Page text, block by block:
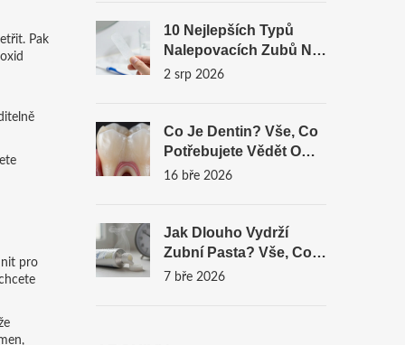
Pak
nit pro
10 Nejlepších Typů
Nalepovacích Zubů Na
Trhu V Roce 2026
2 srp 2026
Co Je Dentin? Vše, Co
Potřebujete Vědět O
Zubní Tkáni Pod Emalí
16 bře 2026
Jak Dlouho Vydrží
Zubní Pasta? Vše, Co
Potřebujete Vědět O
7 bře 2026